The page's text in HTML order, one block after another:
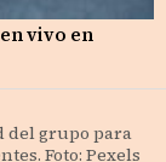
vivo en